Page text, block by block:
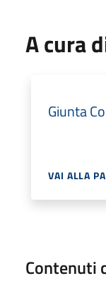
A cura
Giunta
VAI ALLA
Contenuti